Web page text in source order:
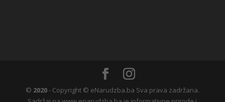
© 2020- Copyright © eNarudzba.ba Sva prava zadržana.